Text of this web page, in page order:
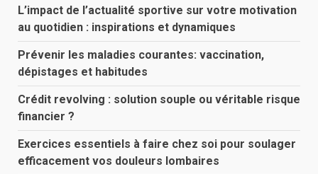
L’impact de l’actualité sportive sur votre motivation
au quotidien : inspirations et dynamiques
Prévenir les maladies courantes: vaccination,
dépistages et habitudes
Crédit revolving : solution souple ou véritable risque
financier ?
Exercices essentiels à faire chez soi pour soulager
efficacement vos douleurs lombaires